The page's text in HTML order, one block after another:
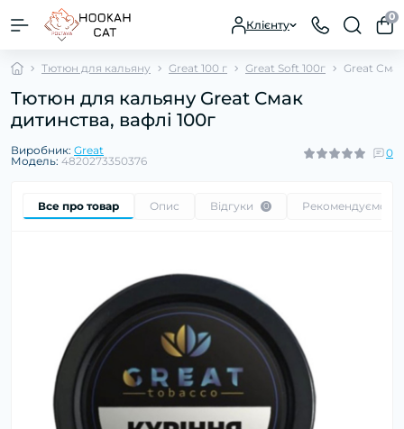
Клієнту
0
Тютюн для кальяну Great 100 г Great Soft 100г Great
Тютюн для кальяну Great Смак
дитинства, вафлі 100г
Виробник: Great
Модель: 4820273350376
0
Все про товар Опис Відгуки 0 Рекомендуємо